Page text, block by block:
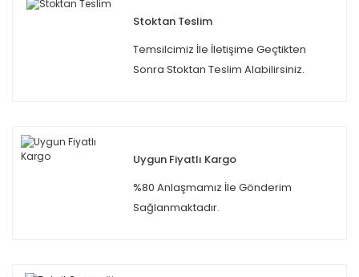
Stoktan Teslim
Temsilcimiz İle İletişime Geçtikten
Sonra Stoktan Teslim Alabilirsiniz.
Uygun Fiyatlı Kargo
%80 Anlaşmamız İle Gönderim
Sağlanmaktadır.